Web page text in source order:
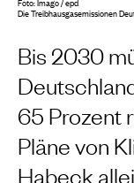
Bis 2030
65 Prozent
Pläne von
Habeck
Die Treibhausgasemissionen